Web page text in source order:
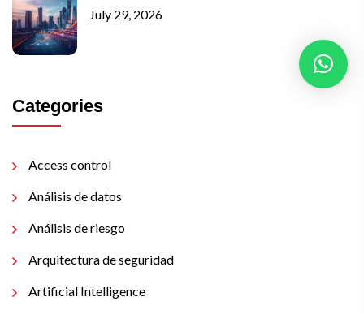
July 29, 2026
Categories
Access control
Análisis de datos
Análisis de riesgo
Arquitectura de seguridad
Artificial Intelligence